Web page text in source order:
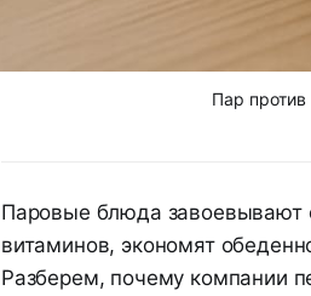
Пар
Паровые блюда завоевывают
витаминов, экономят
Разберем, почему компании